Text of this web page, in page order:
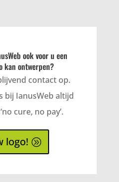
ook voor u een
kan ontwerpen?
contact op.
bij IanusWeb altijd
cure, no pay’.
logo!